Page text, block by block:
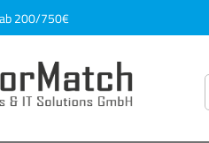
200/750€